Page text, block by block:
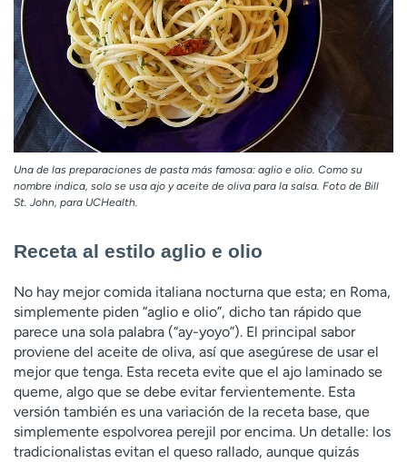
Una de las preparaciones de pasta más famosa: aglio e olio. Como su
nombre indica, solo se usa ajo y aceite de oliva para la salsa. Foto de Bill
St. John, para UCHealth.
Receta al estilo aglio e olio
No hay mejor comida italiana nocturna que esta; en Roma,
simplemente piden “aglio e olio”, dicho tan rápido que
parece una sola palabra (“ay-yoyo”). El principal sabor
proviene del aceite de oliva, así que asegúrese de usar el
mejor que tenga. Esta receta evite que el ajo laminado se
queme, algo que se debe evitar fervientemente. Esta
versión también es una variación de la receta base, que
simplemente espolvorea perejil por encima. Un detalle: los
tradicionalistas evitan el queso rallado, aunque quizás